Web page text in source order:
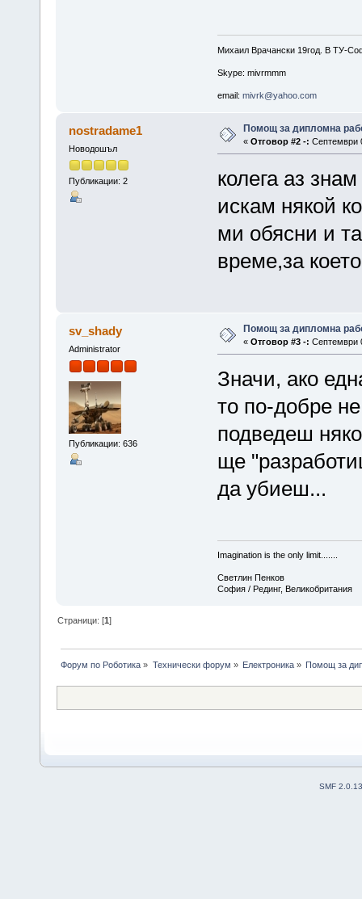
Михаил Врачaнски 19год. В ТУ-
Skype: mivrmmm
email: mivrk@yahoo.com
nostradame1
Новодошъл
Публикации: 2
Помощ за дипломна
« Отговор #2 -: Септември
колега аз
искам някой
ми обясни и
време,за
sv_shady
Administrator
Публикации: 636
Помощ за дипломна
« Отговор #3 -: Септември
Значи, ако
то по-добре
подведеш
ще
да убиеш...
Imagination is the only limit.......
Светлин Пенков
София / Рединг, Великобритания
Страници: [1]
Форум по Роботика » Технически форум » Електроника» Помощ за
SMF 2.0.13